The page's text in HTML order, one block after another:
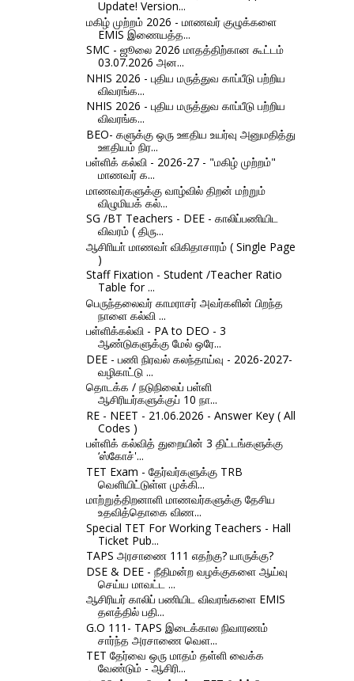
Update! Version...
மகிழ் முற்றம் 2026 - மாணவர் குழுக்களை
EMIS இணையத்த...
SMC - ஜூலை 2026 மாதத்திற்கான கூட்டம்
03.07.2026 அன...
NHIS 2026 - புதிய மருத்துவ காப்பீடு பற்றிய
விவரங்க...
NHIS 2026 - புதிய மருத்துவ காப்பீடு பற்றிய
விவரங்க...
BEO- களுக்கு ஒரு ஊதிய உயர்வு அனுமதித்து
ஊதியம் நிர...
பள்ளிக் கல்வி - 2026-27 - "மகிழ் முற்றம்"
மாணவர் க...
மாணவர்களுக்கு வாழ்வில் திறன் மற்றும்
விழுமியக் கல்...
SG /BT Teachers - DEE - காலிப்பணியிட
விவரம் ( திரு...
ஆசிாியா் மாணவா் விகிதாசாரம் ( Single Page
)
Staff Fixation - Student /Teacher Ratio
Table for ...
பெருந்தலைவர் காமராசர் அவர்களின் பிறந்த
நாளை கல்வி ...
பள்ளிக்கல்வி - PA to DEO - 3
ஆண்டுகளுக்கு மேல் ஒரே...
DEE - பணி நிரவல் கலந்தாய்வு - 2026-2027-
வழிகாட்டு ...
தொடக்க / நடுநிலைப் பள்ளி
ஆசிரியர்களுக்குப் 10 நா...
RE - NEET - 21.06.2026 - Answer Key ( All
Codes )
பள்ளிக் கல்வித் துறையின் 3 திட்டங்களுக்கு
‘ஸ்கோச்'...
TET Exam - தேர்வர்களுக்கு TRB
வெளியிட்டுள்ள முக்கி...
மாற்றுத்திறனாளி மாணவர்களுக்கு தேசிய
உதவித்தொகை விண...
Special TET For Working Teachers - Hall
Ticket Pub...
TAPS அரசாணை 111 எதற்கு? யாருக்கு?
DSE & DEE - நீதிமன்ற வழக்குகளை ஆய்வு
செய்ய மாவட்ட ...
ஆசிரியர் காலிப் பணியிட விவரங்களை EMIS
தளத்தில் பதி...
G.O 111- TAPS இடைக்கால நிவாரணம்
சார்ந்த அரசாணை வெள...
TET தேர்வை ஒரு மாதம் தள்ளி வைக்க
வேண்டும் - ஆசிரி...